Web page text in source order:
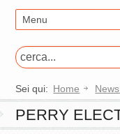
Sei qui: Home
PERRY